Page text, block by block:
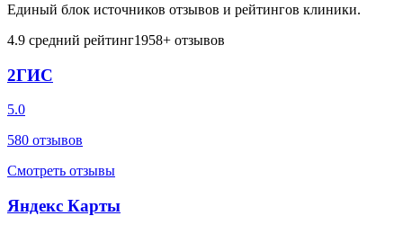
Единый блок источников отзывов и рейтингов клиники.
4.9 средний рейтинг1958+ отзывов
2ГИС
5.0
580 отзывов
Смотреть отзывы
Яндекс Карты